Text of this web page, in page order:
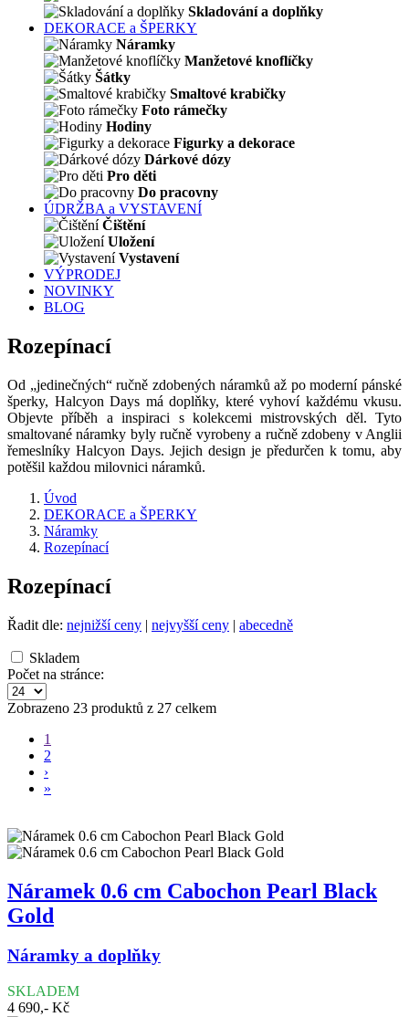
Skladování a doplňky
DEKORACE a ŠPERKY
Náramky
Manžetové knoflíčky
Šátky
Smaltové krabičky
Foto rámečky
Hodiny
Figurky a dekorace
Dárkové dózy
Pro děti
Do pracovny
ÚDRŽBA a VYSTAVENÍ
Čištění
Uložení
Vystavení
VÝPRODEJ
NOVINKY
BLOG
Rozepínací
Od „jedinečných“ ručně zdobených náramků až po moderní pánské
šperky, Halcyon Days má doplňky, které vyhoví každému vkusu.
Objevte příběh a inspiraci s kolekcemi mistrovských děl. Tyto
smaltované náramky byly ručně vyrobeny a ručně zdobeny v Anglii
řemeslníky Halcyon Days. Jejich design je předurčen k tomu, aby
potěšil každou milovnici náramků.
Úvod
DEKORACE a ŠPERKY
Náramky
Rozepínací
Rozepínací
Řadit dle: nejnižší ceny | nejvyšší ceny | abecedně
Skladem
Počet na stránce:
Zobrazeno 23 produktů z 27 celkem
1
2
›
»
Náramek 0.6 cm Cabochon Pearl Black
Gold
Náramky a doplňky
SKLADEM
4 690,- Kč